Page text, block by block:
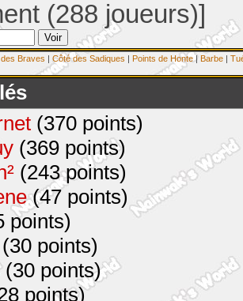
(288 joueurs)]
Braves | Côté des Sadiques | Points de Honte| Barbe |
(370 points)
(369 points)
(243 points)
(47 points)
points)
(30 points)
(30 points)
points)